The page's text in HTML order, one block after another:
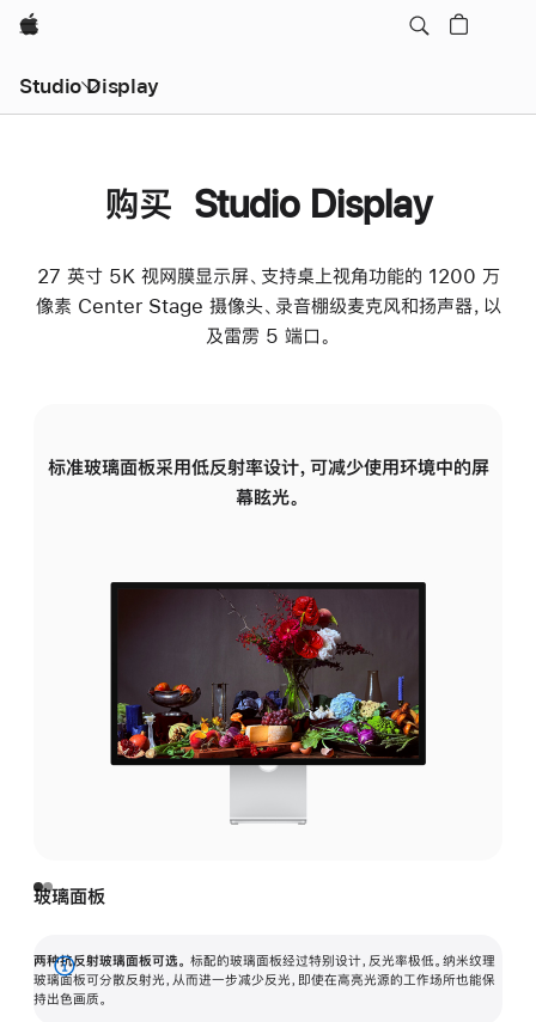
Apple
Studio Display
购买 Studio Display
27 英寸 5K 视网膜显示屏、支持桌上视角功能的 1200 万
像素 Center Stage 摄像头、录音棚级麦克风和扬声器，以
及雷雳 5 端口。
标准玻璃面板采用低反射率设计，可减少使用环境中的屏
幕眩光。
玻璃面板
两种抗反射玻璃面板可选。 标配的玻璃面板经过特别设计，反光率极低。纳米纹理
玻璃面板可分散反射光，从而进一步减少反光，即使在高亮光源的工作场所也能保
持出色画质。
展
开